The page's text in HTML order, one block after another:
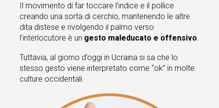
Il movimento di far toccare l’indice e il pollice
creando una sorta di cerchio, mantenendo le altre
dita distese e rivolgendo il palmo verso
l’interlocutore è un gesto maleducato e offensivo
Tuttavia, al giorno d’oggi in Ucraina si sa che lo
stesso gesto viene interpretato come “ok” in molte
culture occidentali.